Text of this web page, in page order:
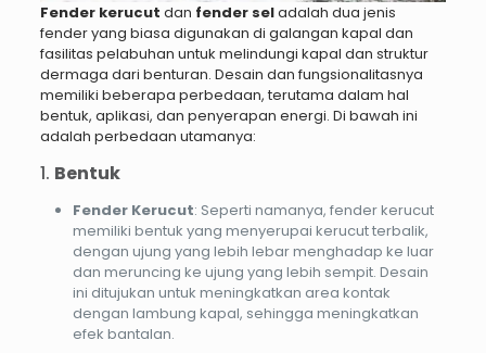
Fender kerucut dan fender seladalah dua jenis
fender yang biasa digunakan di galangan kapal dan
fasilitas pelabuhan untuk melindungi kapal dan struktur
dermaga dari benturan. Desain dan fungsionalitasnya
memiliki beberapa perbedaan, terutama dalam hal
bentuk, aplikasi, dan penyerapan energi. Di bawah ini
adalah perbedaan utamanya:
1. Bentuk
Fender Kerucut: Seperti namanya, fender kerucut
memiliki bentuk yang menyerupai kerucut terbalik,
dengan ujung yang lebih lebar menghadap ke luar
dan meruncing ke ujung yang lebih sempit. Desain
ini ditujukan untuk meningkatkan area kontak
dengan lambung kapal, sehingga meningkatkan
efek bantalan.